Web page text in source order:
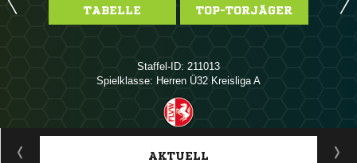
TABELLE TOP-TORJÄGER
Staffel-ID: 211013
Spielklasse: Herren Ü32 Kreisliga A
ANZEIGE
AKTUELL